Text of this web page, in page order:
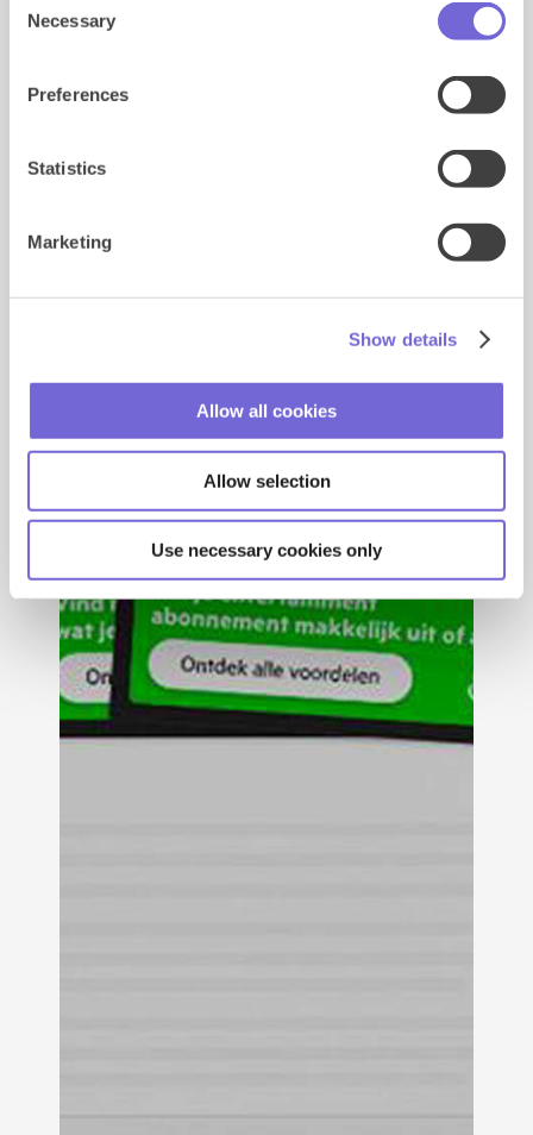
Selection
Necessary
Preferences
Statistics
Marketing
Show details
Allow all cookies
Allow selection
Use necessary cookies only